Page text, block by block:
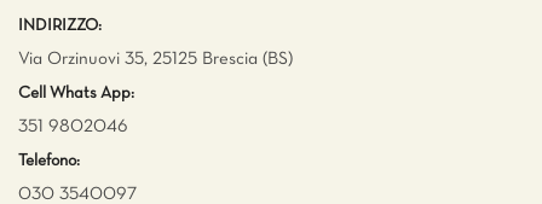
INDIRIZZO:
Via Orzinuovi 35, 25125 Brescia (BS)
Cell Whats App:
351 9802046
Telefono:
030 3540097